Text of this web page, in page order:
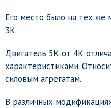
Его место было на тех же
3К.
Двигатель 5К от 4К
характеристиками.
силовым агрегатам.
В различных